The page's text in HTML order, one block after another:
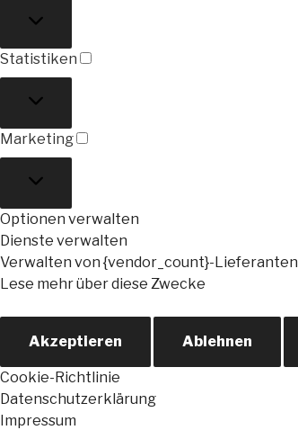
Statistiken
Marketing
Optionen verwalten
Dienste verwalten
Verwalten von {vendor_count}-Lieferanten
Lese mehr über diese Zwecke
Akzeptieren Ablehnen
Cookie-Richtlinie
Datenschutzerklärung
Impressum